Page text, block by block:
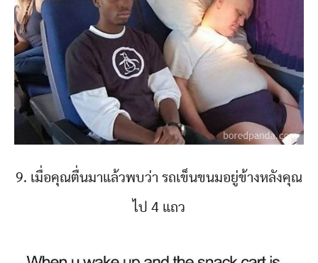
9. เมื่อคุณตื่นมาแล้วพบว่า รถเข็นขนมอยู่ข้างหลังคุณ
ไป 4 แถว